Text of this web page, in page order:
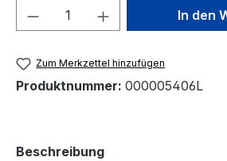
Produkt Anzahl: GibIn den
Zum Merkzettel hinzufügen
Produktnummer: 000005406L
Beschreibung